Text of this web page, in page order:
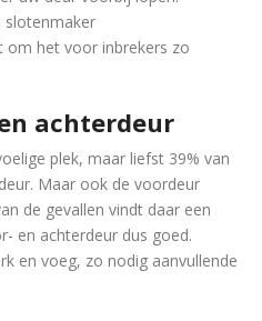
slotenmaker
om het voor inbrekers zo
achterdeur
plek, maar liefst 39% van
Maar ook de voordeur
de gevallen vindt daar een
en achterdeur dus goed.
en voeg, zo nodig aanvullende